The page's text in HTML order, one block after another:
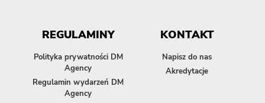
REGULAMINY
Polityka prywatności DM
Agency
Regulamin wydarzeń DM
Agency
KONTAKT
Napisz do nas
Akredytacje